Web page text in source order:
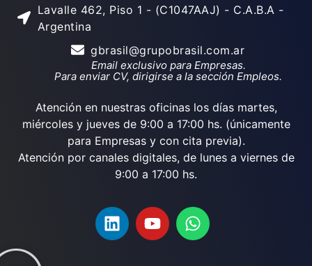
Lavalle 462, Piso 1 - (C1047AAJ) - C.A.B.A -
Argentina
gbrasil@grupobrasil.com.ar
Email exclusivo para Empresas.
Para enviar CV, dirigirse a la sección Empleos.
Atención en nuestras oficinas los días martes,
miércoles y jueves de 9:00 a 17:00 hs. (únicamente
para Empresas y con cita previa).
Atención por canales digitales, de lunes a viernes de
9:00 a 17:00 hs.